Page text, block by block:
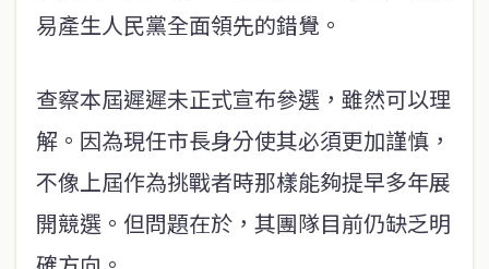
易產生人民黨全面領先的錯覺。
查察本屆遲遲未正式宣布參選，雖然可以理
解。因為現任市長身分使其必須更加謹慎，
不像上屆作為挑戰者時那樣能夠提早多年展
開競選。但問題在於，其團隊目前仍缺乏明